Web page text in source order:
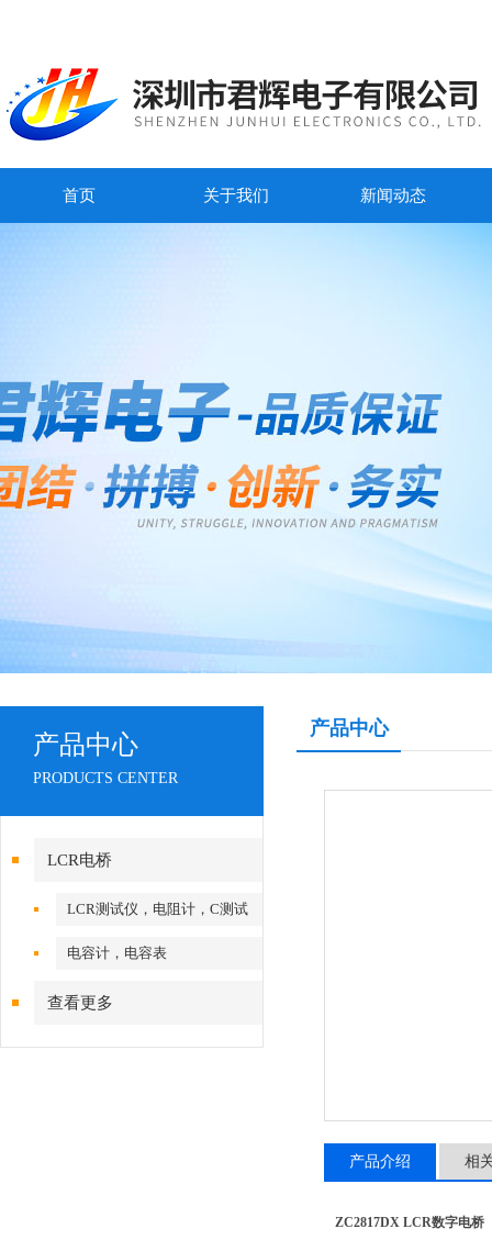
首页 关于我们 新闻动态
产品中心
PRODUCTS CENTER
LCR电桥
LCR测试仪，电阻计，C测试
电容计，电容表
查看更多
产品中心
产品介绍 相
ZC2817DX LCR数字电桥